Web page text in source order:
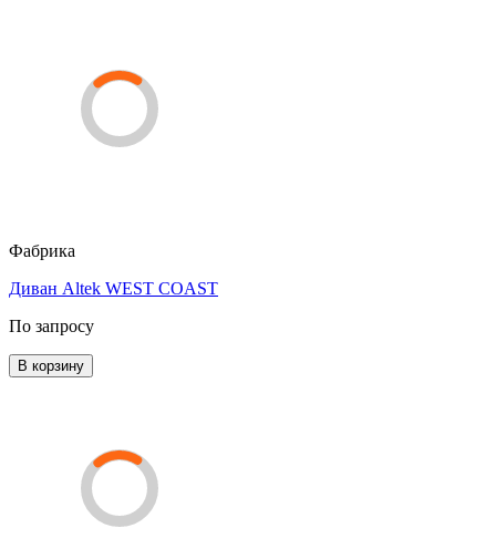
Фабрика
Диван Altek WEST COAST
По запросу
В корзину